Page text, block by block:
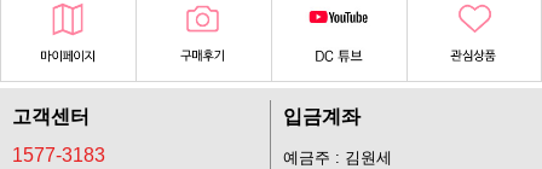
고객센터
1577-3183
입금계좌
예금주 : 김원세